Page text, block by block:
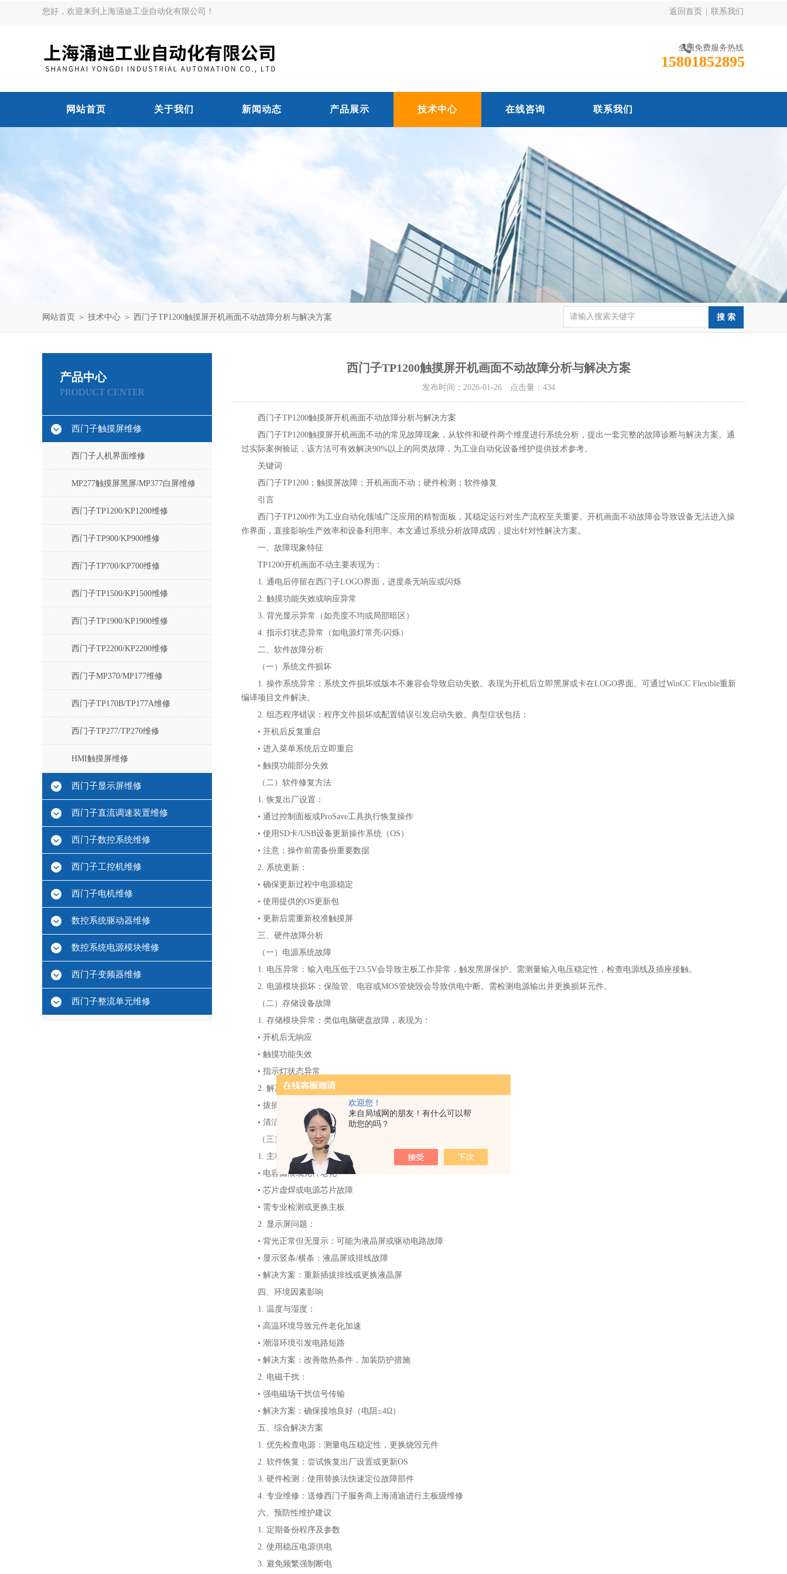
欢迎您！
来自局域网的朋友！有什么可以帮
助您的吗？
您好，欢迎来到上海涌迪工业自动化有限公司！ 返回首页 联系我们
全国免费服务热线
15801852895
网站首页 关于我们 新闻动态 产品展示 技术中心 在线咨询 联系我们
网站首页 ＞ 技术中心 ＞ 西门子TP1200触摸屏开机画面不动故障分析与解决方案
产品中心
PRODUCT CENTER
西门子触摸屏维修
西门子人机界面维修
MP277触摸屏黑屏/MP377白屏维修
西门子TP1200/KP1200维修
西门子TP900/KP900维修
西门子TP700/KP700维修
西门子TP1500/KP1500维修
西门子TP1900/KP1900维修
西门子TP2200/KP2200维修
西门子MP370/MP177维修
西门子TP170B/TP177A维修
西门子TP277/TP270维修
HMI触摸屏维修
西门子显示屏维修
西门子直流调速装置维修
西门子数控系统维修
西门子工控机维修
西门子电机维修
数控系统驱动器维修
数控系统电源模块维修
西门子变频器维修
西门子整流单元维修
西门子TP1200触摸屏开机画面不动故障分析与解决方案
发布时间：2026-01-26 点击量： 434
西门子TP1200触摸屏开机画面不动故障分析与解决方案
西门子TP1200触摸屏开机画面不动的常见故障现象，从软件和硬件两个维度进行系统分析，提出一套完整的故障诊断与解决方案。通
过实际案例验证，该方法可有效解决90%以上的同类故障，为工业自动化设备维护提供技术参考。
关键词
西门子TP1200；触摸屏故障；开机画面不动；硬件检测；软件修复
引言
西门子TP1200作为工业自动化领域广泛应用的精智面板，其稳定运行对生产流程至关重要。开机画面不动故障会导致设备无法进入操
作界面，直接影响生产效率和设备利用率。本文通过系统分析故障成因，提出针对性解决方案。
一、故障现象特征
TP1200开机画面不动主要表现为：
1. 通电后停留在西门子LOGO界面，进度条无响应或闪烁
2. 触摸功能失效或响应异常
3. 背光显示异常（如亮度不均或局部暗区）
4. 指示灯状态异常（如电源灯常亮/闪烁）
二、软件故障分析
（一）系统文件损坏
1. 操作系统异常：系统文件损坏或版本不兼容会导致启动失败。表现为开机后立即黑屏或卡在LOGO界面。可通过WinCC Flexible重新
编译项目文件解决。
2. 组态程序错误：程序文件损坏或配置错误引发启动失败。典型症状包括：
• 开机后反复重启
• 进入菜单系统后立即重启
• 触摸功能部分失效
（二）软件修复方法
1. 恢复出厂设置：
• 通过控制面板或ProSave工具执行恢复操作
• 使用SD卡/USB设备更新操作系统（OS）
• 注意：操作前需备份重要数据
2. 系统更新：
• 确保更新过程中电源稳定
• 使用提供的OS更新包
• 更新后需重新校准触摸屏
三、硬件故障分析
（一）电源系统故障
1. 电压异常：输入电压低于23.5V会导致主板工作异常，触发黑屏保护。需测量输入电压稳定性，检查电源线及插座接触。
2. 电源模块损坏：保险管、电容或MOS管烧毁会导致供电中断。需检测电源输出并更换损坏元件。
（二）存储设备故障
1. 存储模块异常：类似电脑硬盘故障，表现为：
• 开机后无响应
• 触摸功能失效
• 指示灯状态异常
2. 解决方案：
• 拔插或更换存储模块（SD卡/USB）
• 清洁金手指触点
（三）主板与显示屏故障
1. 主板问题：
• 电容漏液或元件老化
• 芯片虚焊或电源芯片故障
• 需专业检测或更换主板
2. 显示屏问题：
• 背光正常但无显示：可能为液晶屏或驱动电路故障
• 显示竖条/横条：液晶屏或排线故障
• 解决方案：重新插拔排线或更换液晶屏
四、环境因素影响
1. 温度与湿度：
• 高温环境导致元件老化加速
• 潮湿环境引发电路短路
• 解决方案：改善散热条件，加装防护措施
2. 电磁干扰：
• 强电磁场干扰信号传输
• 解决方案：确保接地良好（电阻≤4Ω）
五、综合解决方案
1. 优先检查电源：测量电压稳定性，更换烧毁元件
2. 软件恢复：尝试恢复出厂设置或更新OS
3. 硬件检测：使用替换法快速定位故障部件
4. 专业维修：送修西门子服务商上海涌迪进行主板级维修
六、预防性维护建议
1. 定期备份程序及参数
2. 使用稳压电源供电
3. 避免频繁强制断电